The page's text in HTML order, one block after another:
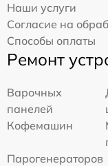
Наши услуги
Согласие на
Способы оплаты
Ремонт
Варочных
панелей
Кофемашин
Парогенераторов